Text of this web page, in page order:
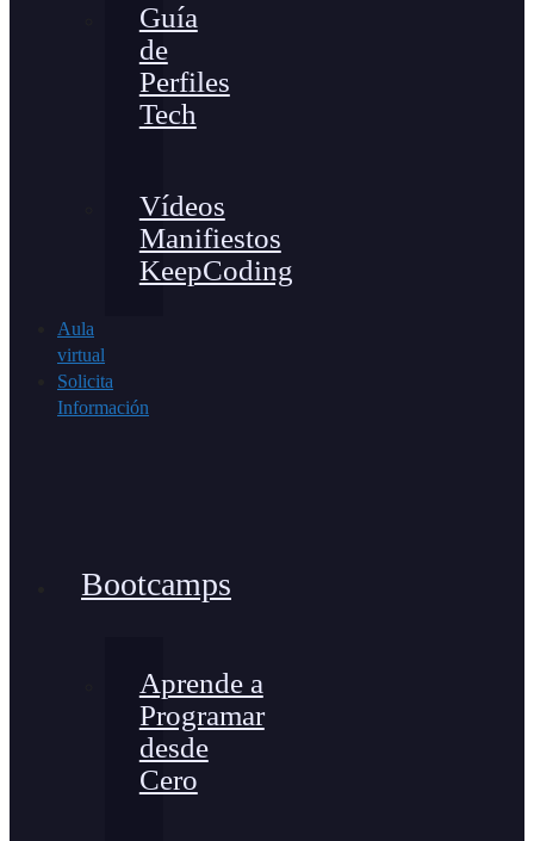
Guía
de
Perfiles
Tech
Vídeos
Manifiestos
KeepCoding
Aula
virtual
Solicita
Información
Bootcamps
Aprende a
Programar
desde
Cero